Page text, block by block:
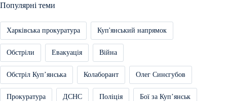
Популярні теми
Харківська прокуратура Куп'янський напрямок
Обстріли Евакуація Війна
Обстріл Купʼянська Колаборант Олег Синєгубов
Прокуратура ДСНС Поліція Бої за Купʼянськ